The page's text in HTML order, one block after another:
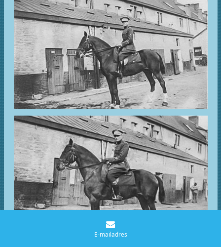
E-mailadres